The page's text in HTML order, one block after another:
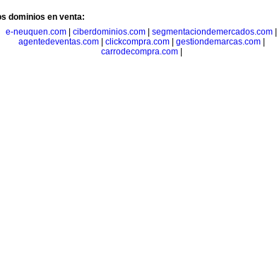
dominios en venta:
e-neuquen.com
ciberdominios.com segmentaciondemercados.com
agentedeventas.com| clickcompra.com| gestiondemarcas.com|
carrodecompra.com|